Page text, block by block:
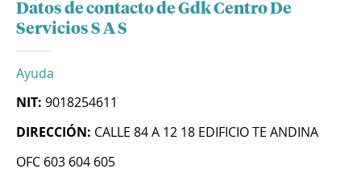
Datos de contacto de Gdk Centro De
Servicios S A S
Ayuda
NIT: 9018254611
DIRECCIÓN: CALLE 84 A 12 18 EDIFICIO TE ANDINA
OFC 603 604 605